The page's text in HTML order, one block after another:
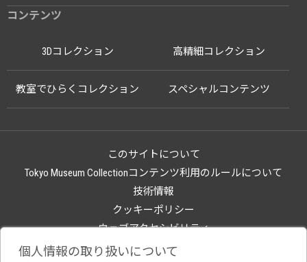
コンテンツ
3Dコレクション 高精細コレクション
教室でひらくコレクション スペシャルコンテンツ
このサイトについて
Tokyo Museum Collectionコンテンツ利用のルールについて
技術情報
クッキーポリシー
ウェブアクセシビリティ
関連サイト
個人情報の取り扱いについて